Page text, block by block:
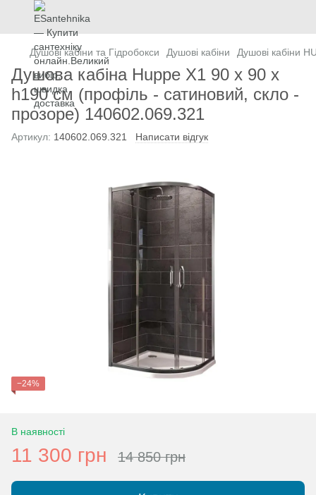
Душові кабіни та Гідробокси Душові кабіни Душові кабіни
Душова кабіна Huppe X1 90 х 90 х
h190 см (профіль - сатиновий, скло -
прозоре) 140602.069.321
Артикул: 140602.069.321 Написати відгук
−24%
В наявності
11 300 грн 14 850 грн